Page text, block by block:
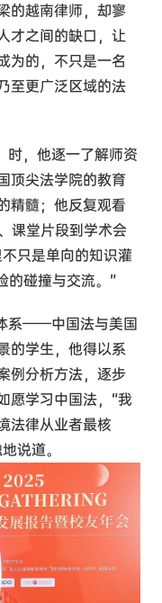
的越南律师，却寥
才之间的缺口，让
为的，不只是一名
至更广泛区域的法
时，他逐一了解师资
顶尖法学院的教育
精髓；他反复观看
课堂片段到学术会
只是单向的知识灌
的碰撞与交流。”
系——中国法与美国
的学生，他得以系
例分析方法，逐步
愿学习中国法，“我
法律从业者最核
说道。